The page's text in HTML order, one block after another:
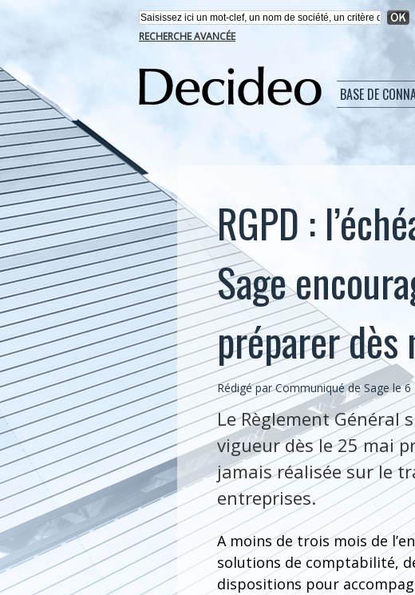
RECHERCHE AVANCÉE
BASE DE
RGPD :
Sage
préparer
Rédigé par Communiqué de Sage le
Le Règlement Général
vigueur dès le 25 mai
jamais réalisée sur le
entreprises.
A moins de trois mois de
solutions de comptabilité,
dispositions pour